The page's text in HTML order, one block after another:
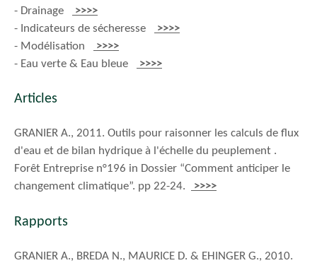
- Drainage
>>>>
- Indicateurs de sécheresse
>>>>
- Modélisation
>>>>
- Eau verte & Eau bleue
>>>>
Articles
GRANIER A., 2011. Outils pour raisonner les calculs de flux
d'eau et de bilan hydrique à l'échelle du peuplement .
Forêt Entreprise n°196 in Dossier “Comment anticiper le
changement climatique”. pp 22-24.
>>>>
Rapports
GRANIER A., BREDA N., MAURICE D. & EHINGER G., 2010.